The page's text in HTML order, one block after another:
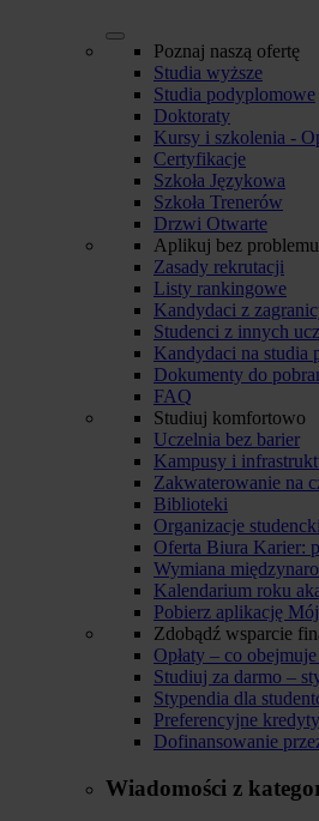
Poznaj naszą ofertę
Studia wyższe
Studia podyplomowe
Doktoraty
Kursy i szkolenia -
Certyfikacje
Szkoła Językowa
Szkoła Trenerów
Drzwi Otwarte
Aplikuj bez problemu
Zasady rekrutacji
Listy rankingowe
Kandydaci z
Studenci z innych
Kandydaci na studia
Dokumenty do
FAQ
Studiuj komfortowo
Uczelnia bez barier
Kampusy i
Zakwaterowanie na
Biblioteki
Organizacje
Oferta Biura Karier:
Wymiana
Kalendarium roku
Pobierz aplikację
Zdobądź wsparcie
Opłaty – co
Studiuj za darmo –
Stypendia dla
Preferencyjne kredyty
Dofinansowanie
Wiadomości z